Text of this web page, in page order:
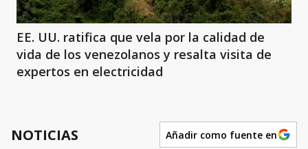
EE. UU. ratifica que vela por la calidad de
vida de los venezolanos y resalta visita de
expertos en electricidad
NOTICIAS Añadir como fuente en